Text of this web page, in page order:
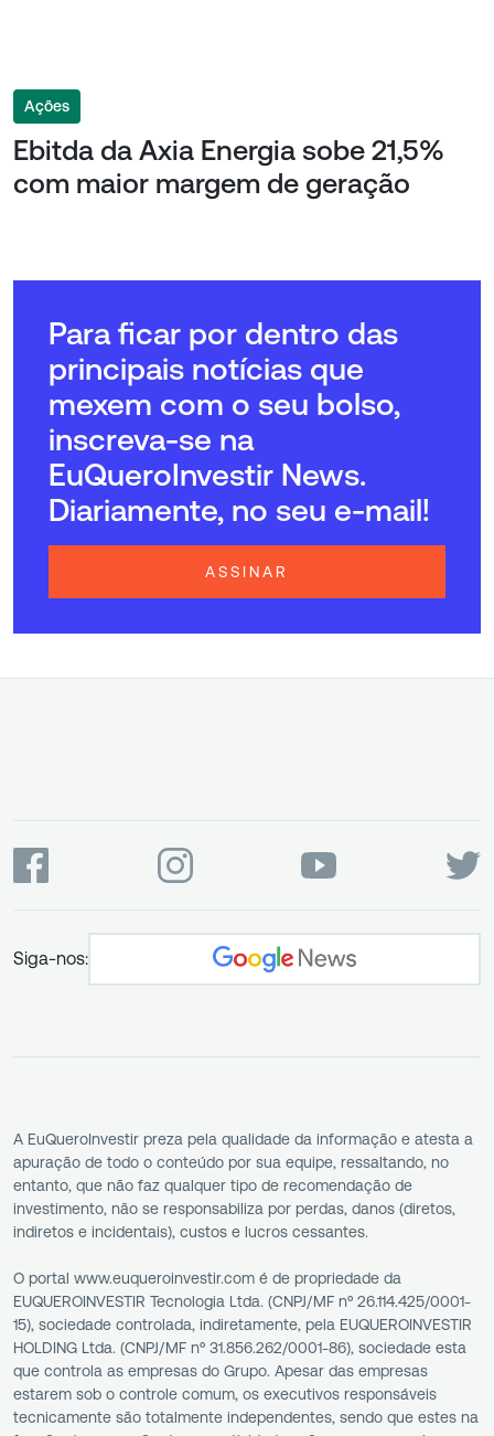
Ações
Ebitda da Axia Energia sobe 21,5%
com maior margem de geração
Para ficar por dentro das
principais notícias que
mexem com o seu bolso,
inscreva-se na
EuQueroInvestir News.
Diariamente, no seu e-mail!
ASSINAR
Siga-nos:
A EuQueroInvestir preza pela qualidade da informação e atesta a
apuração de todo o conteúdo por sua equipe, ressaltando, no
entanto, que não faz qualquer tipo de recomendação de
investimento, não se responsabiliza por perdas, danos (diretos,
indiretos e incidentais), custos e lucros cessantes.
O portal www.euqueroinvestir.com é de propriedade da
EUQUEROINVESTIR Tecnologia Ltda. (CNPJ/MF nº 26.114.425/0001-
15), sociedade controlada, indiretamente, pela EUQUEROINVESTIR
HOLDING Ltda. (CNPJ/MF nº 31.856.262/0001-86), sociedade esta
que controla as empresas do Grupo. Apesar das empresas
estarem sob o controle comum, os executivos responsáveis
tecnicamente são totalmente independentes, sendo que estes na